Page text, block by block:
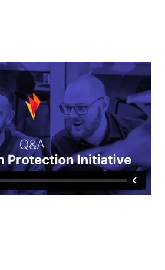
Facebook
op LinkedIn